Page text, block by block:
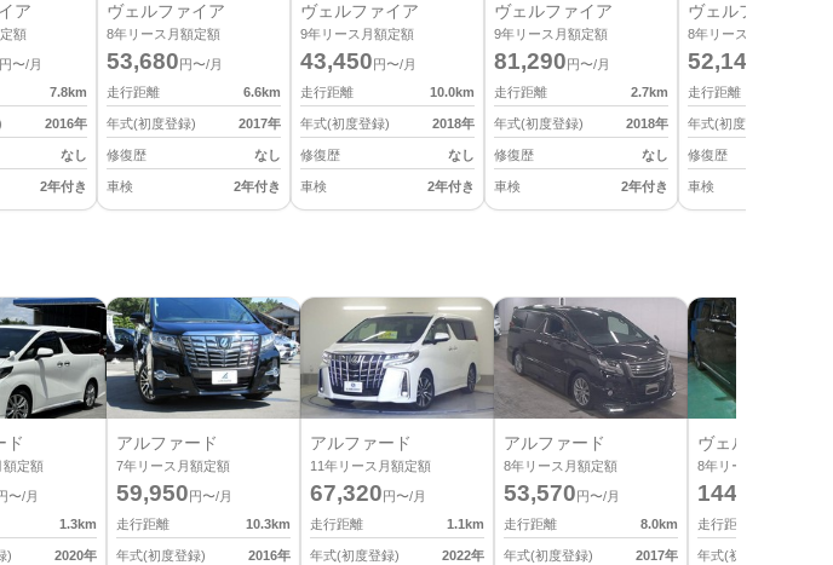
ア
額
円〜/月
7.8km
2016年
なし
2年付き
ヴェルファイア
8年リース月額定額
53,680 円〜/月
走行距離
6.6km
年式(初度登録) 2017年
修復歴 なし
車検 2年付き
ヴェルファイア
9年リース月額定額
43,450 円〜/月
走行距離
10.0km
年式(初度登録) 2018年
修復歴 なし
車検 2年付き
ヴェルファイア
9年リース月額定額
81,290 円〜/月
走行距離
2.7km
年式(初度登録) 2018年
修復歴 なし
車検 2年付き
ヴェルファイア
8年リース月額定額
52,140
走行距離
年式(初度登録)
修復歴
車検
ド
額定額
〜/月
1.3km
) 2020年
アルファード
7年リース月額定額
59,950 円〜/月
走行距離
10.3km
年式(初度登録) 2016年
アルファード
11年リース月額定額
67,320 円〜/月
走行距離
1.1km
年式(初度登録) 2022年
アルファード
8年リース月額定額
53,570 円〜/月
走行距離
8.0km
年式(初度登録) 2017年
ヴェルファイア
8年リース月額定額
144,430
走行距離
年式(初度登録)